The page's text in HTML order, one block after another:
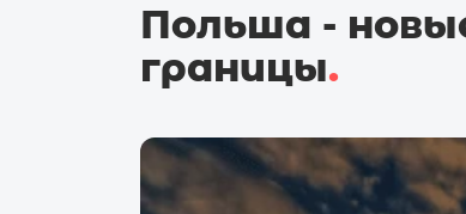
Польша -
границы.